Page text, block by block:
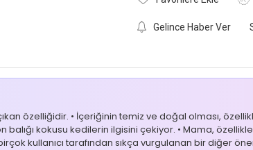
Gelince Haber Ver
özelliğidir. • İçeriğinin temiz ve doğal olması,
kokusu kedilerin ilgisini çekiyor. • Mama,
kullanıcı tarafından sıkça vurgulanan bir diğer